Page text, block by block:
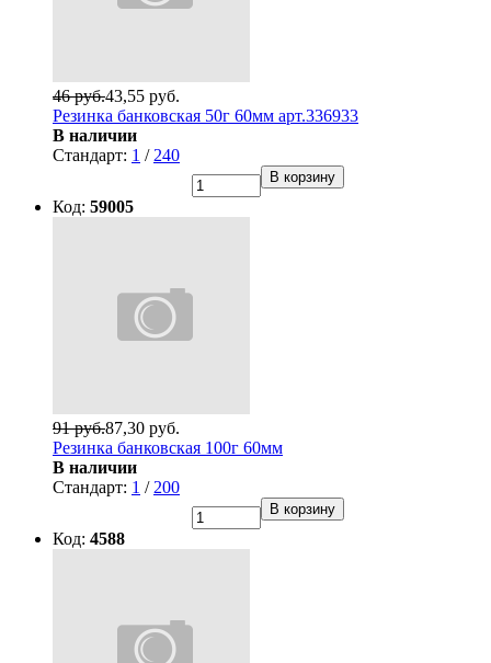
43,55 руб.
46 руб.
Резинка банковская 50г 60мм арт.336933
В наличии
Стандарт: 1 / 240
В корзину
Код: 59005
87,30 руб.
91 руб.
Резинка банковская 100г 60мм
В наличии
Стандарт: 1 / 200
В корзину
Код: 4588